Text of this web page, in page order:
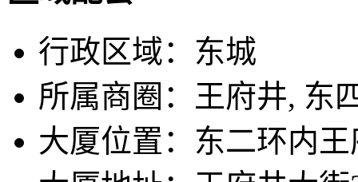
行政区域： 东城
所属商圈： 王府井, 东
大厦位置： 东二环内